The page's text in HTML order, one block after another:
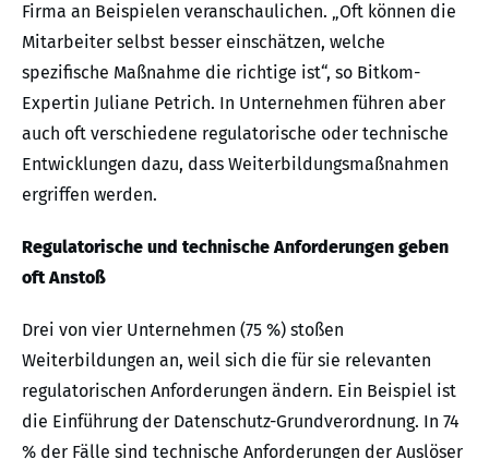
Firma an Beispielen veranschaulichen. „Oft können die
Mitarbeiter selbst besser einschätzen, welche
spezifische Maßnahme die richtige ist“, so Bitkom-
Expertin Juliane Petrich. In Unternehmen führen aber
auch oft verschiedene regulatorische oder technische
Entwicklungen dazu, dass Weiterbildungsmaßnahmen
ergriffen werden.
Regulatorische und technische Anforderungen geben
oft Anstoß
Drei von vier Unternehmen (75 %) stoßen
Weiterbildungen an, weil sich die für sie relevanten
regulatorischen Anforderungen ändern. Ein Beispiel ist
die Einführung der Datenschutz-Grundverordnung. In 74
% der Fälle sind technische Anforderungen der Auslöser